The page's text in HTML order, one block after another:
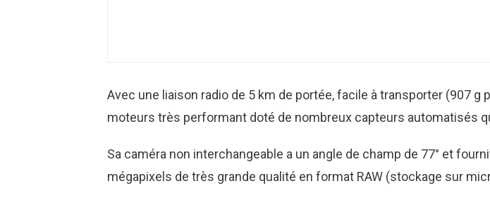
Avec une liaison radio de 5 km de portée, facile à transporter (907 g
moteurs très performant doté de nombreux capteurs automatisés
Sa caméra non interchangeable a un angle de champ de 77° et
mégapixels de très grande qualité en format RAW (stockage sur